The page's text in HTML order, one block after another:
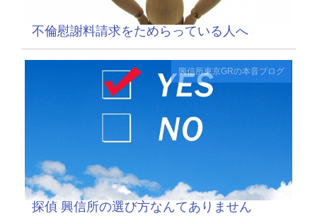
不倫慰謝料請求をためらっている人へ
興信所東京GRの本音ブログ
探偵 興信所の選び方なんてありません